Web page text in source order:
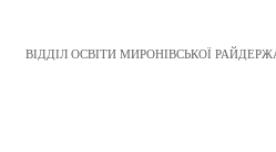
ВІДДІЛ ОСВІТИ МИРОНІВСЬКОЇ